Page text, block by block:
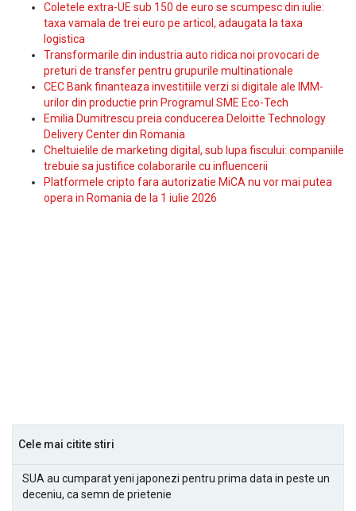
Coletele extra-UE sub 150 de euro se scumpesc din iulie:
taxa vamala de trei euro pe articol, adaugata la taxa
logistica
Transformarile din industria auto ridica noi provocari de
preturi de transfer pentru grupurile multinationale
CEC Bank finanteaza investitiile verzi si digitale ale IMM-
urilor din productie prin Programul SME Eco-Tech
Emilia Dumitrescu preia conducerea Deloitte Technology
Delivery Center din Romania
Cheltuielile de marketing digital, sub lupa fiscului: companiile
trebuie sa justifice colaborarile cu influencerii
Platformele cripto fara autorizatie MiCA nu vor mai putea
opera in Romania de la 1 iulie 2026
Cele mai citite stiri
SUA au cumparat yeni japonezi pentru prima data in peste un
deceniu, ca semn de prietenie